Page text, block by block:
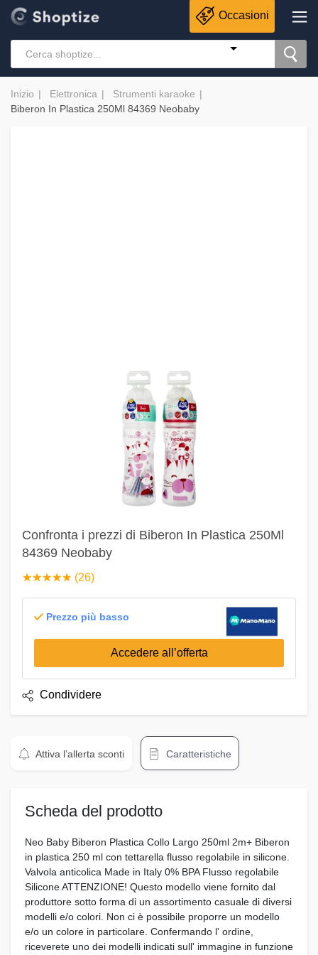
Occasioni
Inizio Elettronica
Strumenti karaoke
Biberon In Plastica 250Ml 84369 Neobaby
Confronta i prezzi di Biberon In Plastica 250Ml
84369 Neobaby
☆☆☆☆☆
★★★★★ (26)
Prezzo più basso
Accedere all’offerta
Condividere
Attiva l’allerta sconti Caratteristiche
Scheda del prodotto
Neo Baby Biberon Plastica Collo Largo 250ml 2m+ Biberon
in plastica 250 ml con tettarella flusso regolabile in silicone.
Valvola anticolica Made in Italy 0% BPA Flusso regolabile
Silicone ATTENZIONE! Questo modello viene fornito dal
produttore sotto forma di un assortimento casuale di diversi
modelli e/o colori. Non ci è possibile proporre un modello
e/o un colore in particolare. Confermando l' ordine,
riceverete uno dei modelli indicati sull' immagine in funzione